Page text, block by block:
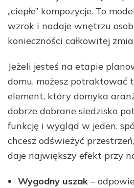
„ciepłe” kompozycje. To
wzrok i nadaje wnętrzu
konieczności całkowitej
Jeżeli jesteś na etapie
domu, możesz potraktować
element, który domyka
dobrze dobrane siedzisko
funkcję i wygląd w jeden,
chcesz odświeżyć
daje największy efekt przy
Wygodny uszak –